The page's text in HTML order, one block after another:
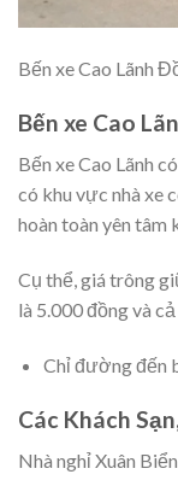
Bến xe Cao Lãnh
Bến xe Cao
Bến xe Cao Lãnh
có khu vực nhà xe
hoàn toàn yên tâm
Cụ thể, giá trông
là 5.000 đồng và
Chỉ đường đến
Các Khách
Nhà nghỉ Xuân Biển